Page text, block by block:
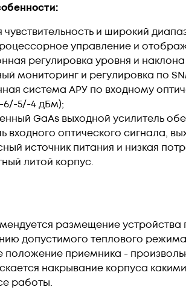
чувствительность и широкий
управление и
регулировка уровня и наклона
мониторинг и регулировка по
система АРУ по входному
5/-4 дБм);
GaAs выходной усилитель
входного оптического сигнала,
источник питания и низкая
литой корпус.
размещение устройства
допустимого теплового
положение приемника -
накрывание корпуса
работы.